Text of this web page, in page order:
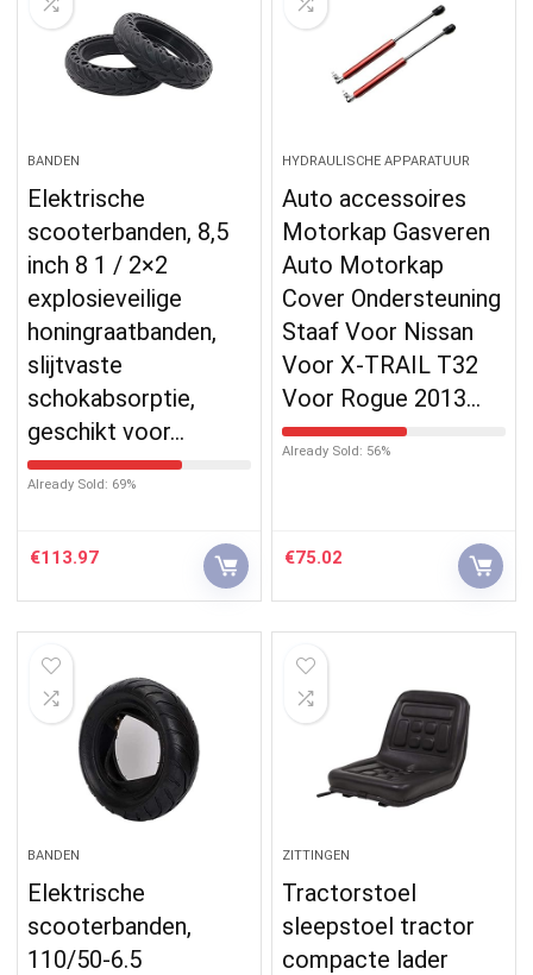
BANDEN
Elektrische
scooterbanden, 8,5
inch 8 1 / 2×2
explosieveilige
honingraatbanden,
slijtvaste
schokabsorptie,
geschikt voor…
Already Sold: 69%
€113.97
HYDRAULISCHE APPARATUUR
Auto accessoires
Motorkap Gasveren
Auto Motorkap
Cover Ondersteuning
Staaf Voor Nissan
Voor X-TRAIL T32
Voor Rogue 2013…
Already Sold: 56%
€75.02
BANDEN
Elektrische
scooterbanden,
110/50-6.5
ZITTINGEN
Tractorstoel
sleepstoel tractor
compacte lader